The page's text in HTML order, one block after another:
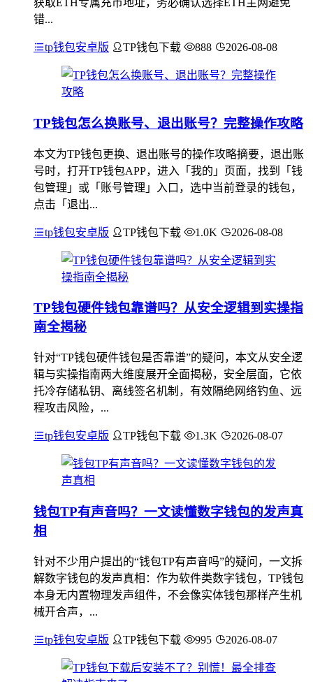
获取ETH专属充币地址，务必确认选择ETH主网避免
错...
tp钱包安卓版 TP钱包下载 888 2026-08-08
TP钱包怎么换账号、退出账号？完整操作攻略
本文为TP钱包更换、退出账号的操作攻略摘要，退出账
号时，打开TP钱包APP，进入「我的」页面，找到「钱
包管理」或「账号管理」入口，选中当前登录的钱包，
点击「退出...
tp钱包安卓版 TP钱包下载 1.0K 2026-08-08
TP钱包硬件钱包靠谱吗？从安全逻辑到实操指
南全揭秘
针对“TP钱包硬件钱包是否靠谱”的疑问，本文从安全逻
辑与实操指南两大维度展开全面揭秘，安全层面，它依
托冷存储私钥、离线签名机制，有效隔绝网络钓鱼、远
程攻击风险，...
tp钱包安卓版 TP钱包下载 1.3K 2026-08-07
钱包TP有声音吗？一文读懂数字钱包的发声真
相
针对不少用户提出的“钱包TP有声音吗”的疑问，一文拆
解数字钱包的发声真相：作为软件类数字钱包，TP钱包
本身无内置物理发声组件，不会像实体钱包那样产生机
械开合声，...
tp钱包安卓版 TP钱包下载 995 2026-08-07